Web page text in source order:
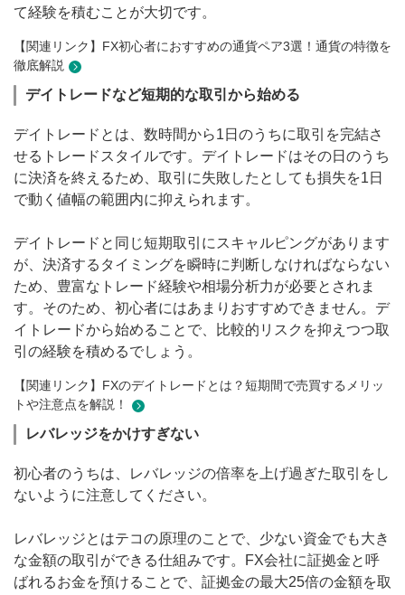
て経験を積むことが大切です。
【関連リンク】FX初心者におすすめの通貨ペア3選！通貨の特徴を
徹底解説
デイトレードなど短期的な取引から始める
デイトレードとは、数時間から1日のうちに取引を完結さ
せるトレードスタイルです。デイトレードはその日のうち
に決済を終えるため、取引に失敗したとしても損失を1日
で動く値幅の範囲内に抑えられます。
デイトレードと同じ短期取引にスキャルピングがあります
が、決済するタイミングを瞬時に判断しなければならない
ため、豊富なトレード経験や相場分析力が必要とされま
す。そのため、初心者にはあまりおすすめできません。デ
イトレードから始めることで、比較的リスクを抑えつつ取
引の経験を積めるでしょう。
【関連リンク】FXのデイトレードとは？短期間で売買するメリッ
トや注意点を解説！
レバレッジをかけすぎない
初心者のうちは、レバレッジの倍率を上げ過ぎた取引をし
ないように注意してください。
レバレッジとはテコの原理のことで、少ない資金でも大き
な金額の取引ができる仕組みです。FX会社に証拠金と呼
ばれるお金を預けることで、証拠金の最大25倍の金額を取